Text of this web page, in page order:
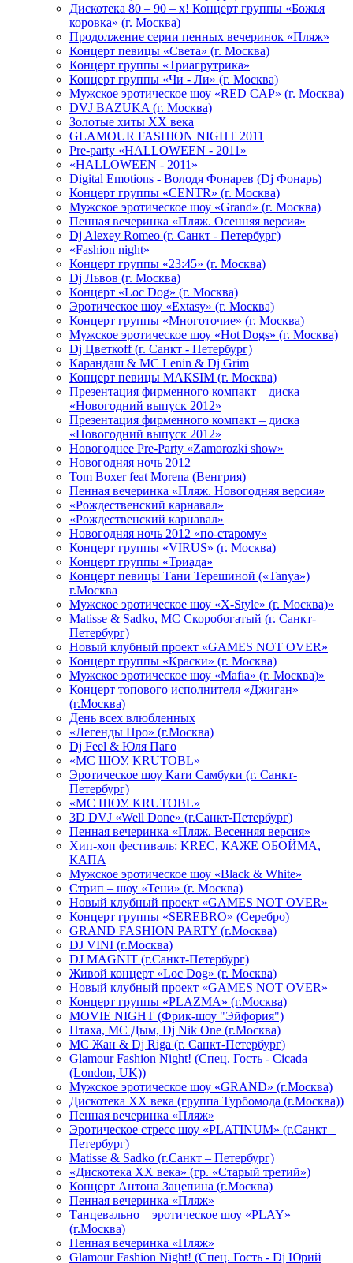
Дискотека 80 – 90 – х! Концерт группы «Божья
коровка» (г. Москва)
Продолжение серии пенных вечеринок «Пляж»
Концерт певицы «Света» (г. Москва)
Концерт группы «Триагрутрика»
Концерт группы «Чи - Ли» (г. Москва)
Мужское эротическое шоу «RED CAP» (г. Москва)
DVJ BAZUKA (г. Москва)
Золотые хиты XX века
GLAMOUR FASHION NIGHT 2011
Pre-party «HALLOWEEN - 2011»
«HALLOWEEN - 2011»
Digital Emotions - Володя Фонарев (Dj Фонарь)
Концерт группы «CENTR» (г. Москва)
Мужское эротическое шоу «Grand» (г. Москва)
Пенная вечеринка «Пляж. Осенняя версия»
Dj Alexey Romeo (г. Санкт - Петербург)
«Fashion night»
Концерт группы «23:45» (г. Москва)
Dj Львов (г. Москва)
Концерт «Loc Dog» (г. Москва)
Эротическое шоу «Extasy» (г. Москва)
Концерт группы «Многоточие» (г. Москва)
Мужское эротическое шоу «Hot Dogs» (г. Москва)
Dj Цветкоff (г. Санкт - Петербург)
Карандаш & МС Lenin & Dj Grim
Концерт певицы МАКSIМ (г. Москва)
Презентация фирменного компакт – диска
«Новогодний выпуск 2012»
Презентация фирменного компакт – диска
«Новогодний выпуск 2012»
Новогоднее Pre-Party «Zamorozki show»
Новогодняя ночь 2012
Tom Boxer feat Morena (Венгрия)
Пенная вечеринка «Пляж. Новогодняя версия»
«Рождественский карнавал»
«Рождественский карнавал»
Новогодняя ночь 2012 «по-старому»
Концерт группы «VIRUS» (г. Москва)
Концерт группы «Триада»
Концерт певицы Тани Терешиной («Tanya»)
г.Москва
Мужское эротическое шоу «X-Style» (г. Москва)»
Matissе & Sadko, MC Скоробогатый (г. Санкт-
Петербург)
Новый клубный проект «GAMES NOT OVER»
Концерт группы «Краски» (г. Москва)
Мужское эротическое шоу «Mafia» (г. Москва)»
Концерт топового исполнителя «Джиган»
(г.Москва)
День всех влюбленных
«Легенды Про» (г.Москва)
Dj Feel & Юля Паго
«МС ШОУ. KRUTOBL»
Эротическое шоу Кати Самбуки (г. Санкт-
Петербург)
«МС ШОУ. KRUTOBL»
3D DVJ «Well Done» (г.Санкт-Петербург)
Пенная вечеринка «Пляж. Весенняя версия»
Хип-хоп фестиваль: KREC, КАЖЕ ОБОЙМА,
КАПА
Мужское эротическое шоу «Black & White»
Стрип – шоу «Тени» (г. Москва)
Новый клубный проект «GAMES NOT OVER»
Концерт группы «SEREBRO» (Серебро)
GRAND FASHION PARTY (г.Москва)
DJ VINI (г.Москва)
DJ MAGNIT (г.Санкт-Петербург)
Живой концерт «Loc Dog» (г. Москва)
Новый клубный проект «GAMES NOT OVER»
Концерт группы «PLAZMA» (г.Москва)
MOVIE NIGHT (Фрик-шоу "Эйфория")
Птаха, МС Дым, Dj Nik One (г.Москва)
МС Жан & Dj Riga (г. Санкт-Петербург)
Glamour Fashion Night! (Спец. Гость - Cicada
(London, UK))
Мужское эротическое шоу «GRAND» (г.Москва)
Дискотека XX века (группа Турбомода (г.Москва))
Пенная вечеринка «Пляж»
Эротическое стресс шоу «PLATINUM» (г.Санкт –
Петербург)
Matisse & Sadko (г.Санкт – Петербург)
«Дискотека ХХ века» (гр. «Старый третий»)
Концерт Антона Зацепина (г.Москва)
Пенная вечеринка «Пляж»
Танцевально – эротическое шоу «PLAY»
(г.Москва)
Пенная вечеринка «Пляж»
Glamour Fashion Night! (Спец. Гость - Dj Юрий